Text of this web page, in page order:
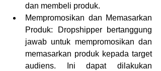
dan membeli produk.
Mempromosikan dan Memasarkan
Produk: Dropshipper bertanggung
jawab untuk mempromosikan dan
memasarkan produk kepada target
audiens. Ini dapat dilakukan